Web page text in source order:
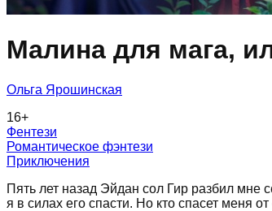
Малина для мага,
Ольга Ярошинская
16+
Фентези
Романтическое фэнтези
Приключения
Пять лет назад Эйдан сол Гир разбил мне
я в силах его спасти. Но кто спасет меня